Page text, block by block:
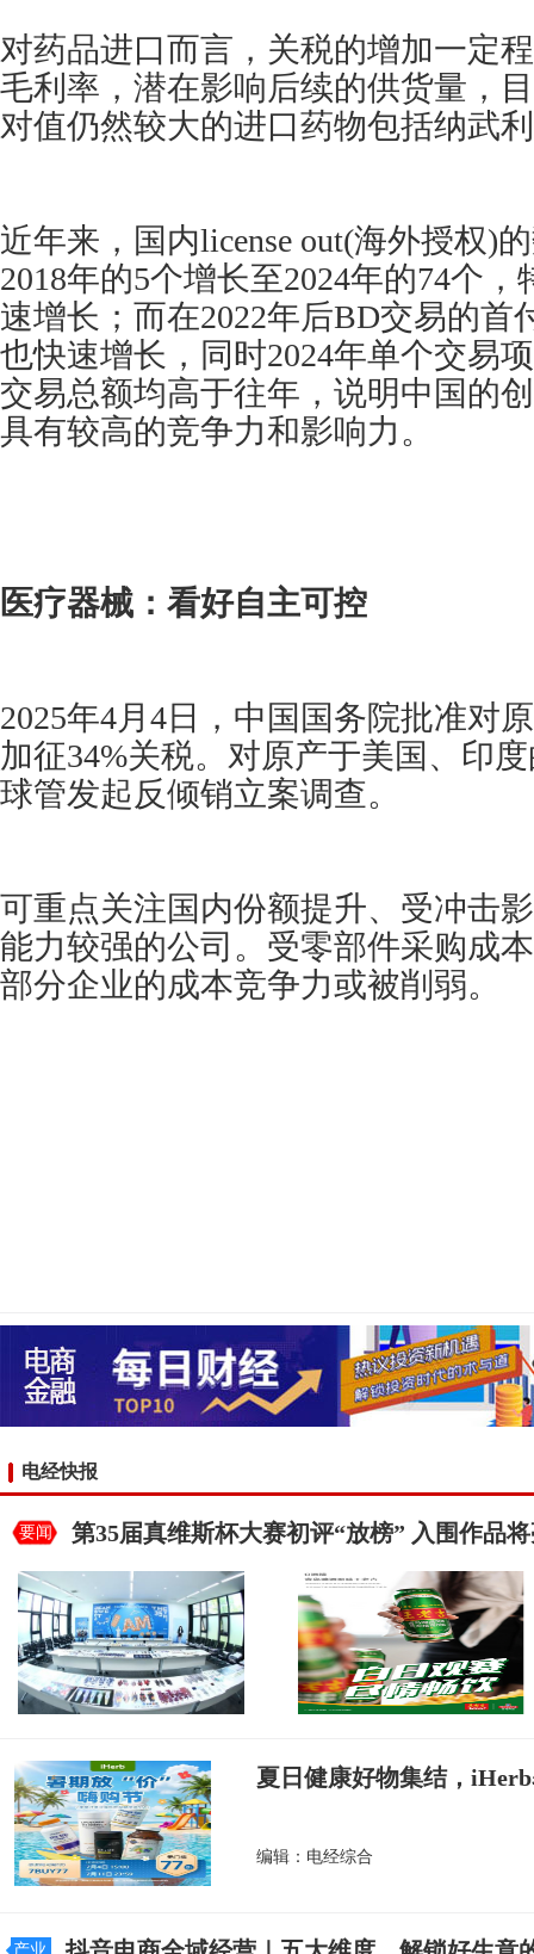
对药品进口而言，关税的增加一定
毛利率，潜在影响后续的供货量，
对值仍然较大的进口药物包括纳武
近年来，国内license out(海外授权)
2018年的5个增长至2024年的74个
速增长；而在2022年后BD交易的首
也快速增长，同时2024年单个交易
交易总额均高于往年，说明中国的
具有较高的竞争力和影响力。
医疗器械：看好自主可控
2025年4月4日，中国国务院批准对
加征34%关税。对原产于美国、印
球管发起反倾销立案调查。
可重点关注国内份额提升、受冲击
能力较强的公司。受零部件采购成
部分企业的成本竞争力或被削弱。
电经快报
要闻 第35届真维斯杯大赛初评“放榜” 入围作品
夏日健康好物集结，
编辑：电经综合
产业